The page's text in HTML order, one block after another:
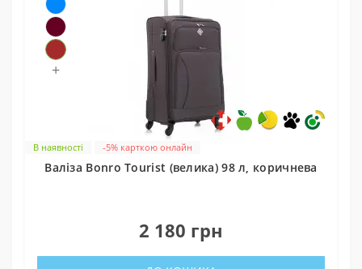
В наявності
+
-5% карткою онлайн
Валіза Bonro Tourist (велика) 98 л, коричнева
2 180 грн